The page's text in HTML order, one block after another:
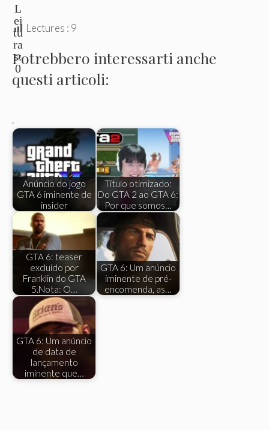
L
ei
tu
ra
s:
0
Lectures : 9
Potrebbero interessarti anche
questi articoli:
.
Anúncio do jogo
GTA 6 iminente de
insider
Título otimizado:
Do ​​GTA 2 ao GTA 6:
Por que somos…
GTA 6: teaser
excluído por
Franklin do GTA
5.Nota: O…
GTA 6: Um anúncio
iminente de pré-
encomenda, as…
GTA 6: Um anúncio
de data de
lançamento
iminente que…